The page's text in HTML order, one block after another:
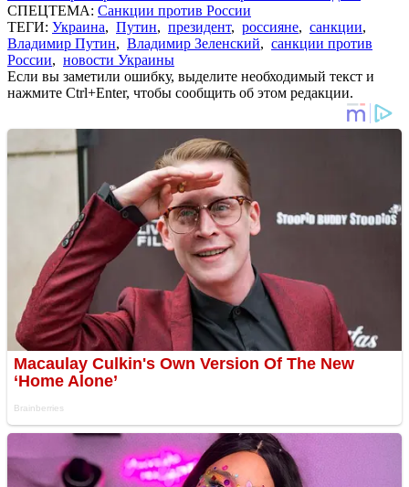
СПЕЦТЕМА: Санкции против России
ТЕГИ: Украина, Путин, президент, россияне, санкции,
Владимир Путин, Владимир Зеленский, санкции против
России, новости Украины
Если вы заметили ошибку, выделите необходимый текст и
нажмите Ctrl+Enter, чтобы сообщить об этом редакции.